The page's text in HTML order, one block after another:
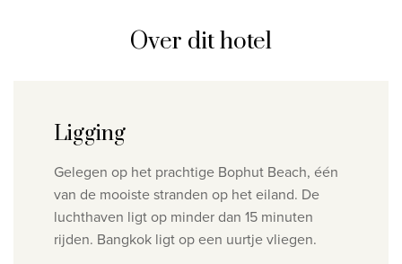
Over dit hotel
Ligging
Gelegen op het prachtige Bophut Beach, één
van de mooiste stranden op het eiland. De
luchthaven ligt op minder dan 15 minuten
rijden. Bangkok ligt op een uurtje vliegen.